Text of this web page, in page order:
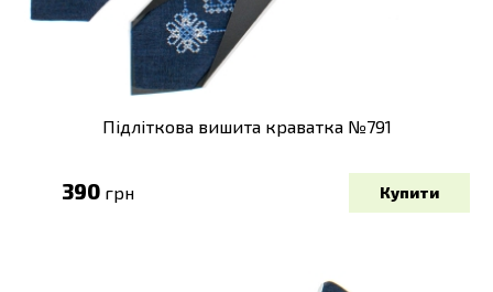
Підліткова вишита краватка №791
390 грн